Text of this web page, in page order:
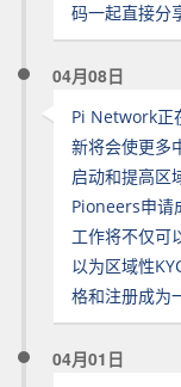
码一起直接分
04月08日
Pi Network正
新将会使更多
启动和提高区
Pioneers申请
工作将不仅可
以为区域性
格和注册成为
04月01日